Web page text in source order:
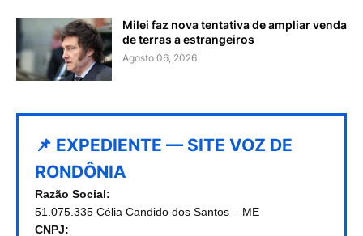
Milei faz nova tentativa de ampliar venda
de terras a estrangeiros
Agosto 06, 2026
📌 EXPEDIENTE — SITE VOZ DE
RONDÔNIA
Razão Social:
51.075.335 Célia Candido dos Santos – ME
CNPJ: